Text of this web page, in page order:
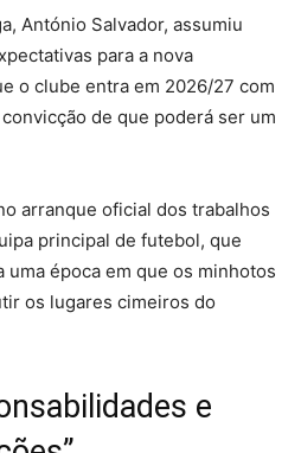
António Salvador, assumiu
para a nova
o clube entra em 2026/27 com
de que poderá ser um
arranque oficial dos trabalhos
principal de futebol, que
uma época em que os minhotos
os lugares cimeiros do
e